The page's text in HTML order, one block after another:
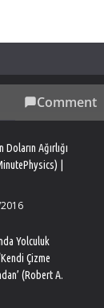
Comment
Ağırlığı
|
Yolculuk
Çizme
(Robert A.